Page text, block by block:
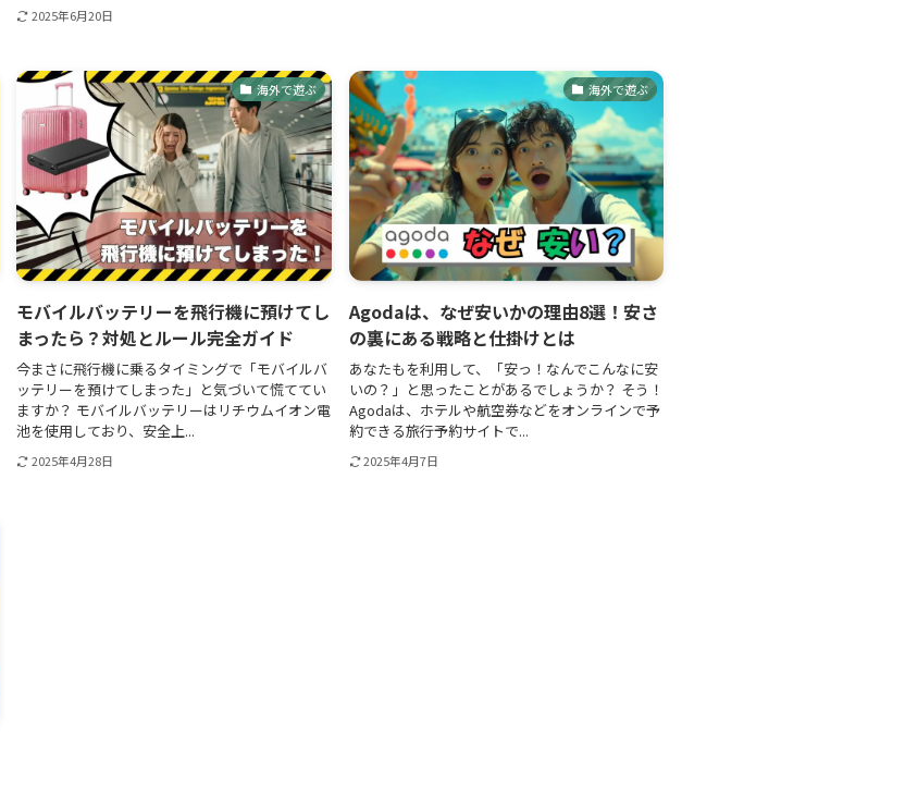
2025年6月20日
海外で遊ぶ
モバイルバッテリーを飛行機に預けてし
まったら？対処とルール完全ガイド
今まさに飛行機に乗るタイミングで「モバイルバ
ッテリーを預けてしまった」と気づいて慌ててい
ますか？ モバイルバッテリーはリチウムイオン電
池を使用しており、安全上...
2025年4月28日
海外で遊ぶ
Agodaは、なぜ安いかの理由8選！安さ
の裏にある戦略と仕掛けとは
あなたもを利用して、「安っ！なんでこんなに安
いの？」と思ったことがあるでしょうか？ そう！
Agodaは、ホテルや航空券などをオンラインで予
約できる旅行予約サイトで...
2025年4月7日